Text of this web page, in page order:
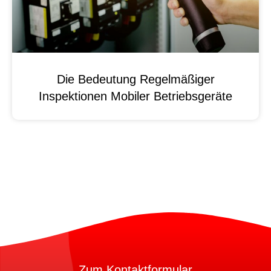
Die Bedeutung Regelmäßiger
Inspektionen Mobiler Betriebsgeräte